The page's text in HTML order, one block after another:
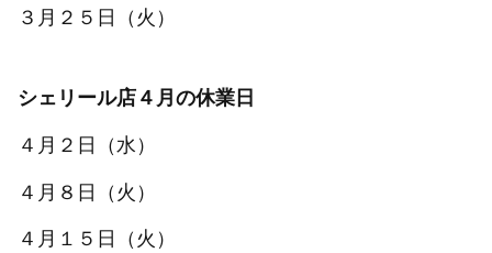
３月２５日（火）
シェリール店４月の休業日
４月２日（水）
４月８日（火）
４月１５日（火）